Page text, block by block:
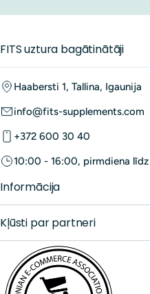
FITS uztura bagātinātāji
Haabersti 1, Tallina, Igaunija
info@fits-supplements.com
+372 600 30 40
10:00 - 16:00, pirmdiena
Informācija
Kļūsti par partneri